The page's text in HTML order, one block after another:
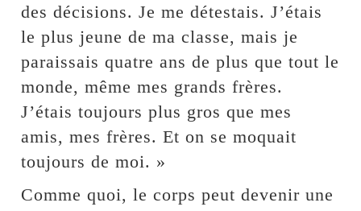
des décisions. Je me détestais. J’étais
le plus jeune de ma classe, mais je
paraissais quatre ans de plus que tout le
monde, même mes grands frères.
J’étais toujours plus gros que mes
amis, mes frères. Et on se moquait
toujours de moi. »
Comme quoi, le corps peut devenir une